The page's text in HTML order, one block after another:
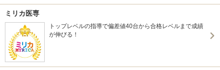
ミリカ医専
トップレベルの指導で偏差値40台から合格レベルまで成績
が伸びる！